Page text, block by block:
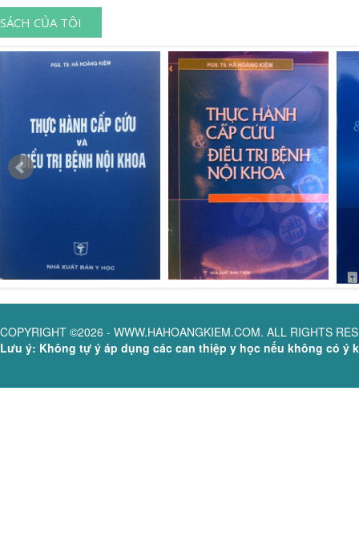
SÁCH CỦA TÔI
COPYRIGHT ©2026 - WWW.HAHOANGKIEM.COM. ALL RIGHTS
Lưu ý: Không tự ý áp dụng các can thiệp y học nếu không có ý